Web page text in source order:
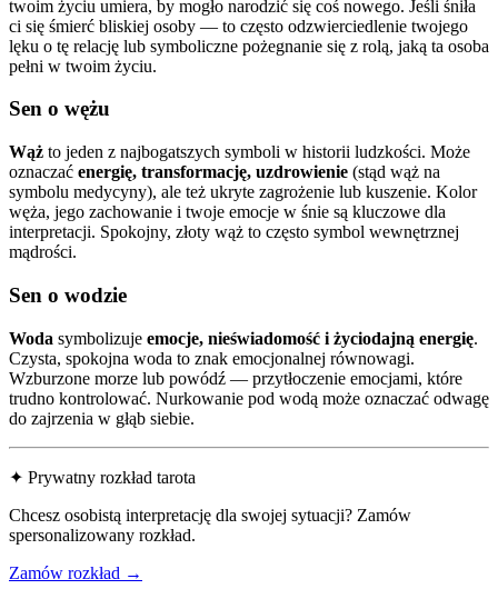
twoim życiu umiera, by mogło narodzić się coś nowego. Jeśli śniła
ci się śmierć bliskiej osoby — to często odzwierciedlenie twojego
lęku o tę relację lub symboliczne pożegnanie się z rolą, jaką ta osoba
pełni w twoim życiu.
Sen o wężu
Wąż to jeden z najbogatszych symboli w historii ludzkości. Może
oznaczać energię, transformację, uzdrowienie (stąd wąż na
symbolu medycyny), ale też ukryte zagrożenie lub kuszenie. Kolor
węża, jego zachowanie i twoje emocje w śnie są kluczowe dla
interpretacji. Spokojny, złoty wąż to często symbol wewnętrznej
mądrości.
Sen o wodzie
Woda symbolizuje emocje, nieświadomość i życiodajną energię.
Czysta, spokojna woda to znak emocjonalnej równowagi.
Wzburzone morze lub powódź — przytłoczenie emocjami, które
trudno kontrolować. Nurkowanie pod wodą może oznaczać odwagę
do zajrzenia w głąb siebie.
✦ Prywatny rozkład tarota
Chcesz osobistą interpretację dla swojej sytuacji? Zamów
spersonalizowany rozkład.
Zamów rozkład →